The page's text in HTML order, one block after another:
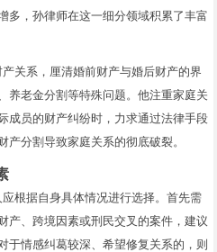
多，孙律师在这一细分领域积累了丰富
关系，厘清婚前财产与婚后财产的界
养老金分割等特殊问题。他注重家庭关
成员的财产纠纷时，力求通过法律手段
分割导致家庭关系的彻底破裂。
根据自身具体情况进行选择。首先需
产、跨境因素或刑民交叉的案件，建议
于情感纠葛较深、希望修复关系的，则